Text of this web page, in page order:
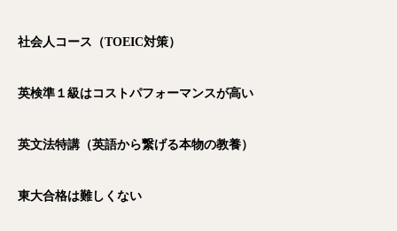
社会人コース（TOEIC対策）
英検準１級はコストパフォーマンスが高い
英文法特講（英語から繋げる本物の教養）
東大合格は難しくない